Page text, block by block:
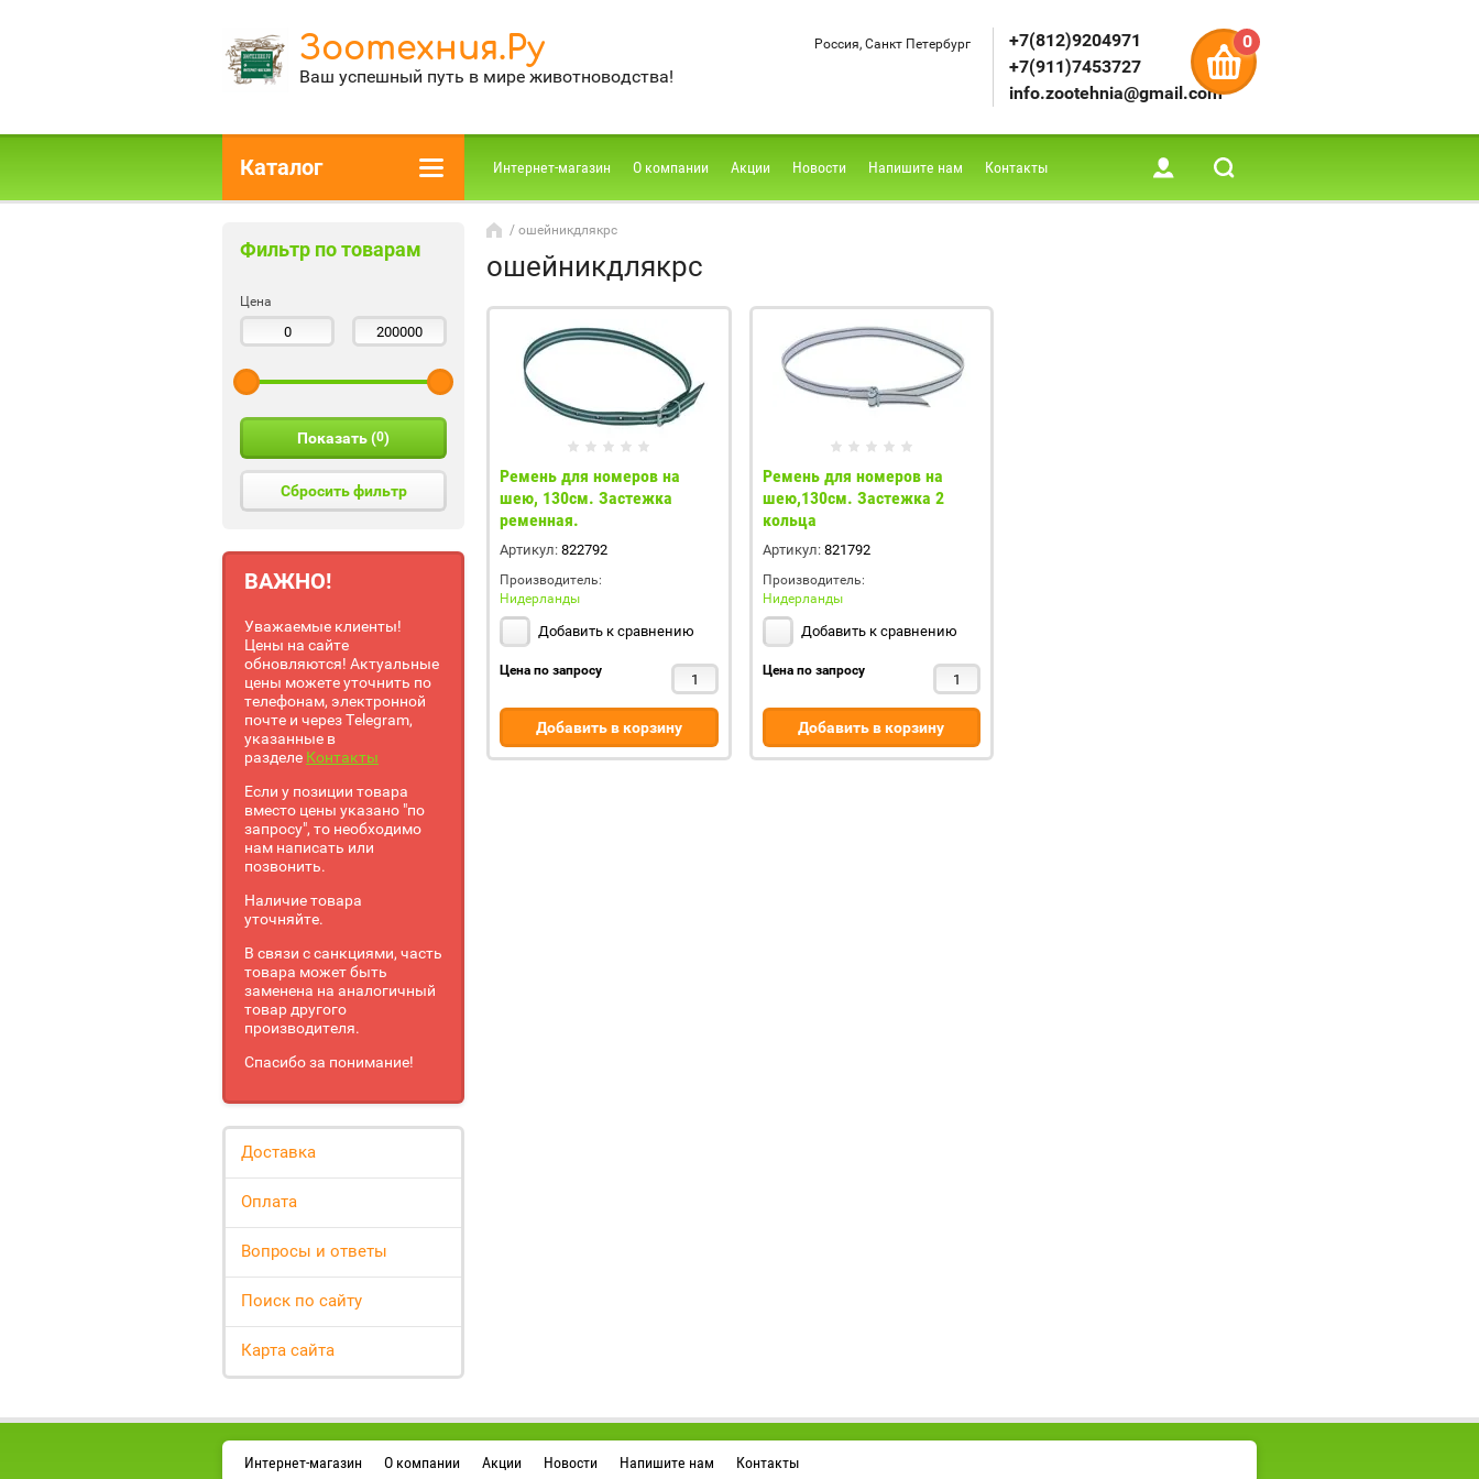
Зоотехния.Ру
Ваш успешный путь в мире животноводства!
Россия, Санкт Петербург
+7(812)9204971
+7(911)7453727
info.zootehnia@gmail.com
0
Каталог Интернет-магазин О компании Акции Новости Напишите нам Контакты
Фильтр по товарам
Цена
Показать (0)
Сбросить фильтр
ВАЖНО!
Уважаемые клиенты!
Цены на сайте
обновляются! Актуальные
цены можете уточнить по
телефонам, электронной
почте и через Telegram,
указанные в
разделе Контакты
Если у позиции товара
вместо цены указано "по
запросу", то необходимо
нам написать или
позвонить.
Наличие товара
уточняйте.
В связи с санкциями, часть
товара может быть
заменена на аналогичный
товар другого
производителя.
Спасибо за понимание!
Доставка
Оплата
Вопросы и ответы
Поиск по сайту
Карта сайта
/ ошейникдлякрс
ошейникдлякрс
Ремень для номеров на
шею, 130см. Застежка
ременная.
Артикул: 822792
Производитель:
Нидерланды
Добавить к сравнению
Цена по запросу
Добавить в корзину
Ремень для номеров на
шею,130см. Застежка 2
кольца
Артикул:821792
Производитель:
Нидерланды
Добавить к сравнению
Цена по запросу
Добавить в корзину
Интернет-магазин О компании Акции Новости Напишите нам Контакты